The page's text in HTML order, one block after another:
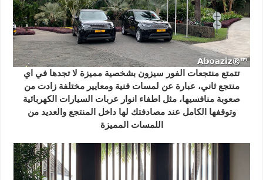
تتمتع منتجعات الفور سيزون بشخصية مميزة لا تجدها في اي
منتجع ثاني، عبارة عن لمسات فنية ومعايير مختلفة زادت من
صعوبة منافسيها، مثل اطفاء انوار عربات السيارات الكهربائية
وتوقفها الكامل عند مصادفتك لها داخل المنتجع والعديد من
اللمسات المميزة